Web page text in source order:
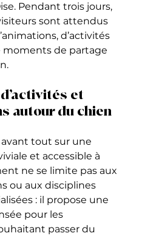
Pendant trois jours,
sont attendus
d’activités
moments de partage
et
autour du chien
tout sur une
et accessible à
ne se limite pas aux
ou aux disciplines
: il propose une
pour les
passer du